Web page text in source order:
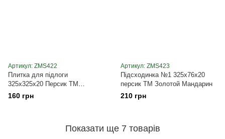
Артикул: ZMS422
Плитка для підлоги
325х325х20 Персик ТМ
Золотой Мандарин
160 грн
Артикул: ZMS423
Підсходинка №1 325х76х20
персик ТМ Золотой Мандарин
210 грн
Показати ще 7 товарів